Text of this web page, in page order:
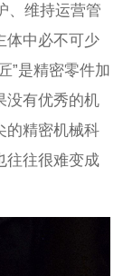
、维持运营管
体中必不可少
”是精密零件加
没有优秀的机
的精密机械科
往往很难变成